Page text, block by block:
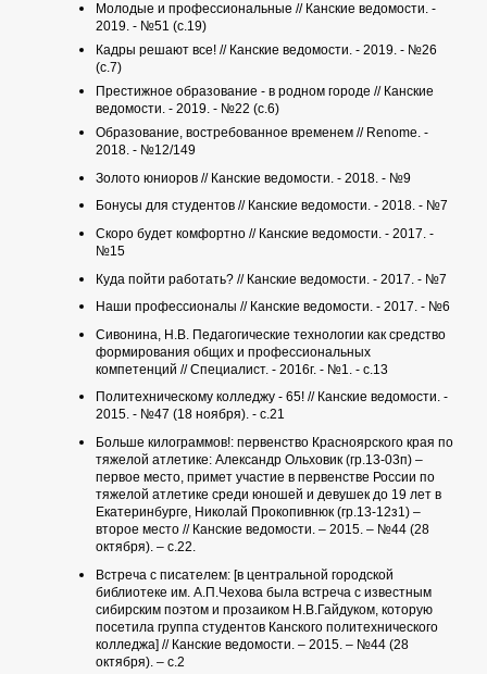
Молодые и профессиональные // Канские ведомости. -
2019. - №51 (с.19)
Кадры решают все! // Канские ведомости. - 2019. - №26
(с.7)
Престижное образование - в родном городе // Канские
ведомости. - 2019. - №22 (с.6)
Образование, востребованное временем // Renome. -
2018. - №12/149
Золото юниоров // Канские ведомости. - 2018. - №9
Бонусы для студентов // Канские ведомости. - 2018. - №7
Скоро будет комфортно // Канские ведомости. - 2017. -
№15
Куда пойти работать? // Канские ведомости. - 2017. - №7
Наши профессионалы // Канские ведомости. - 2017. - №6
Сивонина, Н.В. Педагогические технологии как средство
формирования общих и профессиональных
компетенций // Специалист. - 2016г. - №1. - с.13
Политехническому колледжу - 65! // Канские ведомости. -
2015. - №47 (18 ноября). - с.21
Больше килограммов!: первенство Красноярского края по
тяжелой атлетике: Александр Ольховик (гр.13-03п) –
первое место, примет участие в первенстве России по
тяжелой атлетике среди юношей и девушек до 19 лет в
Екатеринбурге, Николай Прокопивнюк (гр.13-12з1) –
второе место // Канские ведомости. – 2015. – №44 (28
октября). – с.22.
Встреча с писателем: [в центральной городской
библиотеке им. А.П.Чехова была встреча с известным
сибирским поэтом и прозаиком Н.В.Гайдуком, которую
посетила группа студентов Канского политехнического
колледжа] // Канские ведомости. – 2015. – №44 (28
октября). – с.2